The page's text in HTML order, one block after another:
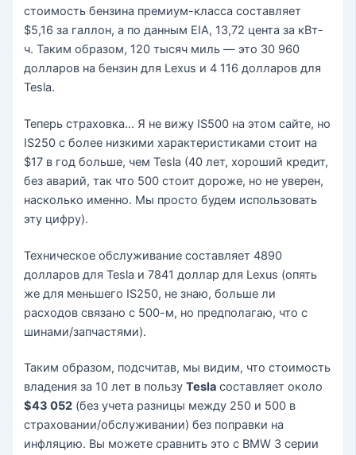
стоимость бензина премиум-класса составляет
$5,16 за галлон, а по данным EIA, 13,72 цента за кВт-
ч. Таким образом, 120 тысяч миль — это 30 960
долларов на бензин для Lexus и 4 116 долларов для
Tesla.
Теперь страховка… Я не вижу IS500 на этом сайте, но
IS250 с более низкими характеристиками стоит на
$17 в год больше, чем Tesla (40 лет, хороший кредит,
без аварий, так что 500 стоит дороже, но не уверен,
насколько именно. Мы просто будем использовать
эту цифру).
Техническое обслуживание составляет 4890
долларов для Tesla и 7841 доллар для Lexus (опять
же для меньшего IS250, не знаю, больше ли
расходов связано с 500-м, но предполагаю, что с
шинами/запчастями).
Таким образом, подсчитав, мы видим, что стоимость
владения за 10 лет в пользуTesla составляет около
$43 052 (без учета разницы между 250 и 500 в
страховании/обслуживании) без поправки на
инфляцию. Вы можете сравнить это с BMW 3 серии